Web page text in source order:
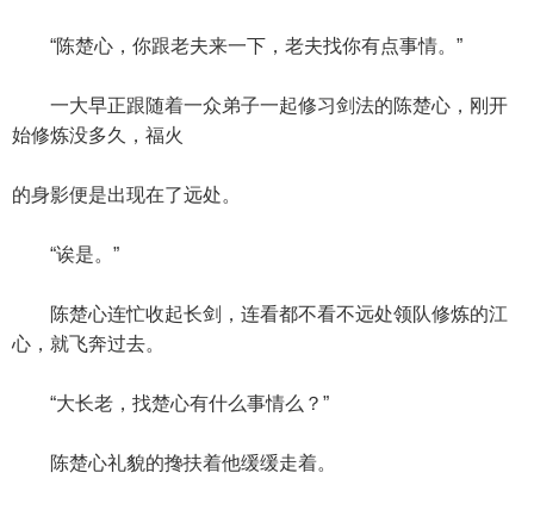
“陈楚心，你跟老夫来一下，老夫找你有点事情。”
一大早正跟随着一众弟子一起修习剑法的陈楚心，刚开
始修炼没多久，福火
的身影便是出现在了远处。
“诶是。”
陈楚心连忙收起长剑，连看都不看不远处领队修炼的江
心，就飞奔过去。
“大长老，找楚心有什么事情么？”
陈楚心礼貌的搀扶着他缓缓走着。